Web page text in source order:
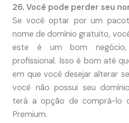
26. Você pode perder seu
Se você optar por um
nome de domínio gratuito,
este é um bom
profissional. Isso é bom até
em que você desejar alterar
você não possui seu
terá a opção de comprá-lo
Premium.